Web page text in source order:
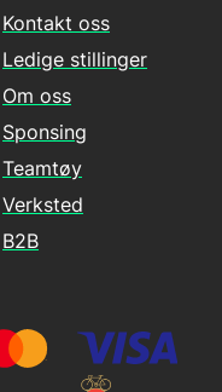
Kontakt oss
Ledige stillinger
Om oss
Sponsing
Teamtøy
Verksted
B2B